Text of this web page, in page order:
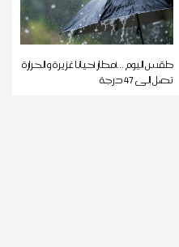
طقس اليوم ...أمطار أحيانا غزيرة و الحرارة
تصل إلى 47 درجة